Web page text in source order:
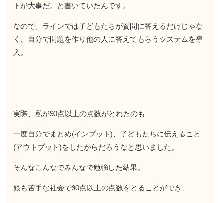
トが大事だ。と書いていたんです。
なので、ラインでは子どもたちが質問に答えるだけじゃな
く、自分で問題を作り他の人に答えてもらうシステムを導
入。
実際、私が90点以上の点数がとれたのも
一度自分でまとめ(インプット)、子どもたちに伝えること
(アウトプット)をしたからだろうなと思いました。
そんなこんなでみんなで勉強した結果。
娘も苦手な社会で90点以上の点数をとることができ、